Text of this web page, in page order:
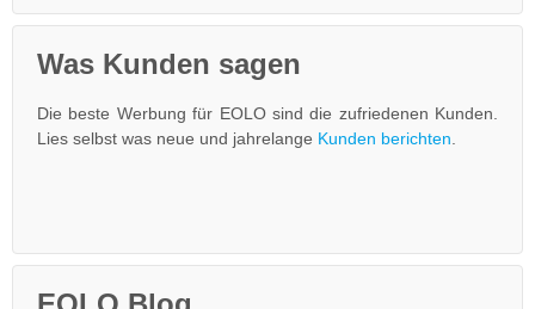
Was Kunden sagen
Die beste Werbung für EOLO sind die zufriedenen Kunden.
Lies selbst was neue und jahrelange Kunden berichten